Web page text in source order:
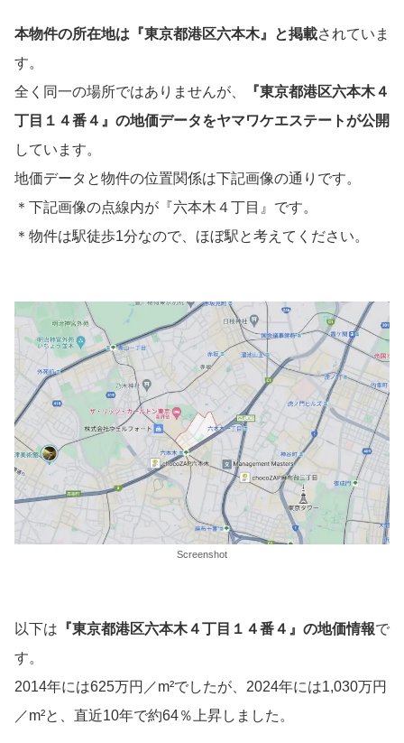
本物件の所在地は『東京都港区六本木』と掲載されていま
す。
全く同一の場所ではありませんが、
『東京都港区六本木４
丁目１４番４』の地価データをヤマワケエステートが公開
しています。
地価データと物件の位置関係は下記画像の通りです。
＊下記画像の点線内が『六本木４丁目』です。
＊物件は駅徒歩1分なので、ほぼ駅と考えてください。
Screenshot
以下は 『東京都港区六本木４丁目１４番４ 』の地価情報で
す。
2014年には625万円／m²でしたが、2024年には1,030万円
／m²と、直近10年で約64％上昇しました。